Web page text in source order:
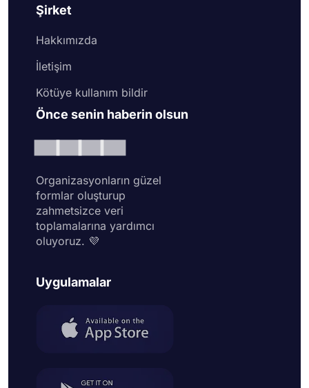
Şirket
Hakkımızda
İletişim
Kötüye kullanım bildir
Önce senin haberin olsun
Organizasyonların güzel
formlar oluşturup
zahmetsizce veri
toplamalarına yardımcı
oluyoruz. 💜
Uygulamalar